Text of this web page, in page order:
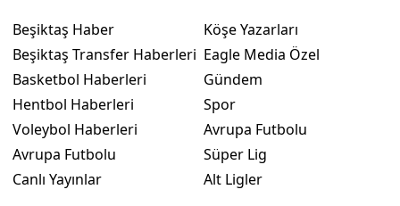
Beşiktaş Haber
Beşiktaş Transfer Haberleri
Basketbol Haberleri
Hentbol Haberleri
Voleybol Haberleri
Avrupa Futbolu
Canlı Yayınlar
Köşe Yazarları
Eagle Media Özel
Gündem
Spor
Avrupa Futbolu
Süper Lig
Alt Ligler